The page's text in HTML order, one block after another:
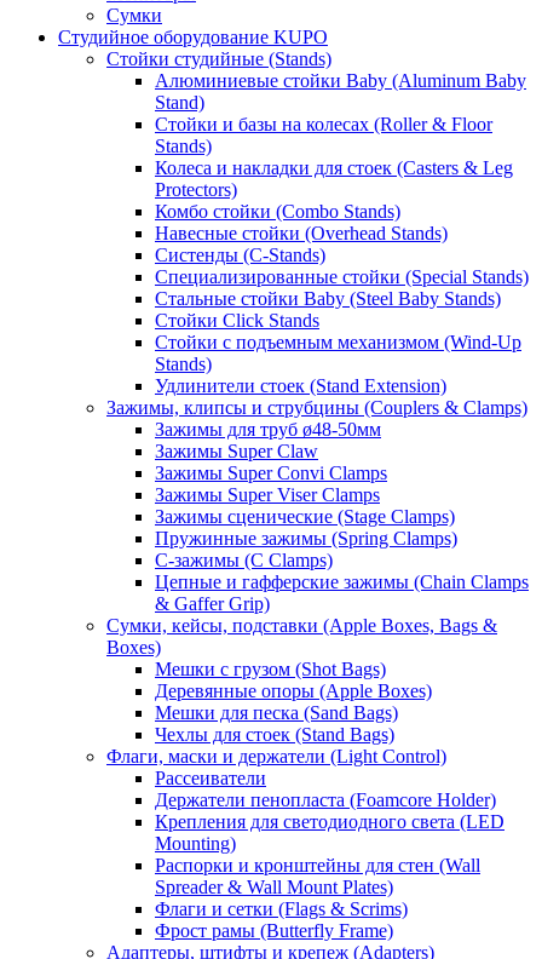
Сумки
Студийное оборудование KUPO
Стойки студийные (Stands)
Алюминиевые стойки Baby (Aluminum Baby
Stand)
Стойки и базы на колесах (Roller & Floor
Stands)
Колеса и накладки для стоек (Casters & Leg
Protectors)
Комбо стойки (Combo Stands)
Навесные стойки (Overhead Stands)
Систенды (C-Stands)
Специализированные стойки (Special Stands)
Стальные стойки Baby (Steel Baby Stands)
Стойки Click Stands
Стойки с подъемным механизмом (Wind-Up
Stands)
Удлинители стоек (Stand Extension)
Зажимы, клипсы и струбцины (Couplers & Clamps)
Зажимы для труб ø48-50мм
Зажимы Super Claw
Зажимы Super Convi Clamps
Зажимы Super Viser Clamps
Зажимы сценические (Stage Clamps)
Пружинные зажимы (Spring Clamps)
С-зажимы (C Clamps)
Цепные и гафферские зажимы (Chain Clamps
& Gaffer Grip)
Сумки, кейсы, подставки (Apple Boxes, Bags &
Boxes)
Мешки с грузом (Shot Bags)
Деревянные опоры (Apple Boxes)
Мешки для песка (Sand Bags)
Чехлы для стоек (Stand Bags)
Флаги, маски и держатели (Light Control)
Рассеиватели
Держатели пенопласта (Foamcore Holder)
Крепления для светодиодного света (LED
Mounting)
Распорки и кронштейны для стен (Wall
Spreader & Wall Mount Plates)
Флаги и сетки (Flags & Scrims)
Фрост рамы (Butterfly Frame)
Адаптеры, штифты и крепеж (Adapters)